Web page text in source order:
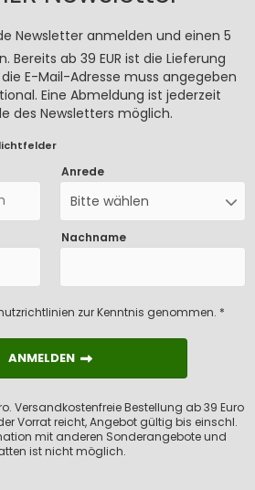
Newsletter anmelden und einen 5
Bereits ab 39 EUR ist die Lieferung
E-Mail-Adresse muss angegeben
Eine Abmeldung ist jederzeit
des Newsletters möglich.
Anrede
Bitte wählen
Nachname
zur Kenntnis genommen. *
ANMELDEN
ANMELDEN
Versandkostenfreie Bestellung ab 39 Euro
Vorrat reicht, Angebot gültig bis einschl.
mit anderen Sonderangebote und
ist nicht möglich.